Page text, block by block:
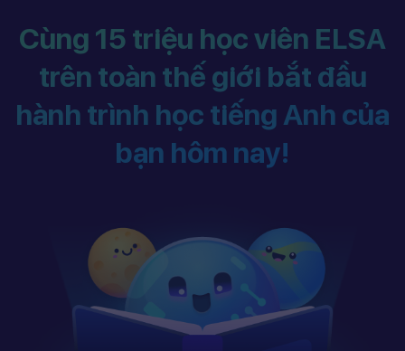
Cùng 15 triệu học viên ELSA
trên toàn thế giới bắt đầu
hành trình học tiếng Anh của
bạn hôm nay!